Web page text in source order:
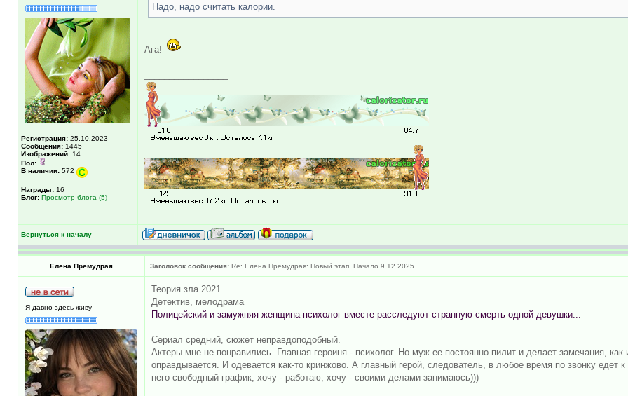
Регистрация: 25.10.2023
Сообщения: 1445
Изображений: 14
Пол:
В наличии: 572
Награды: 16
Блог: Просмотр блога (5)
Надо, надо считать калории.
Ага!
Вернуться к началу
Елена.Премудрая Заголовок сообщения: Re: Елена.Премудрая: Новый этап. Начало 9.12.2025
Я давно здесь живу
Теория зла 2021
Детектив, мелодрама
Полицейский и замужняя женщина-психолог вместе расследуют странную смерть одной девушки...
Сериал средний, сюжет неправдоподобный.
Актеры мне не понравились. Главная героиня - психолог. Но муж ее постоянно пилит и делает замечания,
оправдывается. И одевается как-то кринжово. А главный герой, следователь, в любое время по звонку едет
него свободный график, хочу - работаю, хочу - своими делами занимаюсь)))